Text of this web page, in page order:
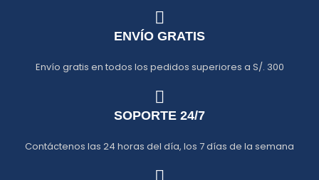
ENVÍO GRATIS
Envío gratis en todos los pedidos superiores a S/. 300
SOPORTE 24/7
Contáctenos las 24 horas del día, los 7 días de la semana